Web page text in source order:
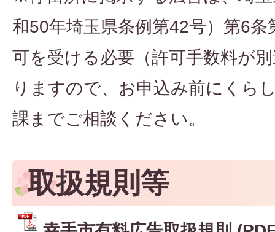
和50年埼玉県条例第42号）第6
可を受ける必要（許可手数料が
りますので、お申込み前にくら
課までご相談ください。
取扱規則等